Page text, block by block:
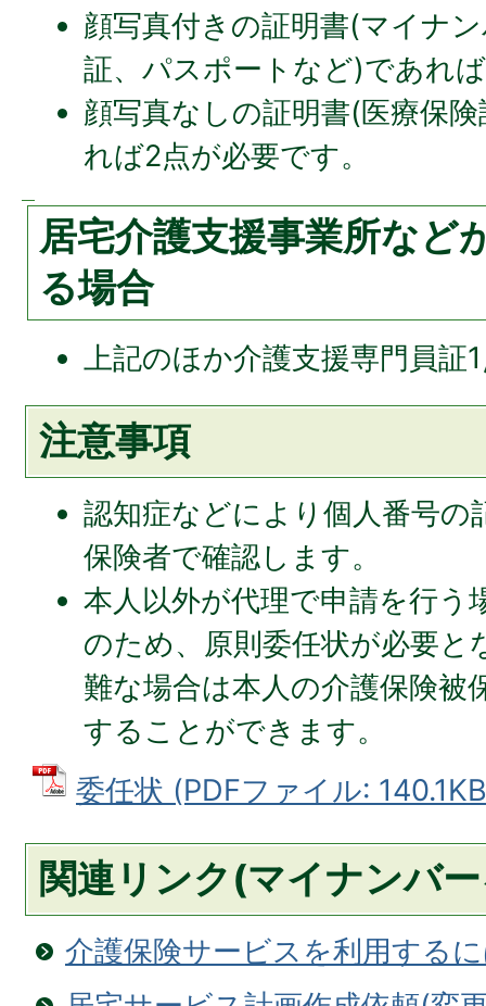
顔写真付きの証明書(マイナ
証、パスポートなど)であれ
顔写真なしの証明書(医療保
れば2点が必要です。
居宅介護支援事業所など
る場合
上記のほか介護支援専門員証
注意事項
認知症などにより個人番号の
保険者で確認します。
本人以外が代理で申請を行う
のため、原則委任状が必要
難な場合は本人の介護保険被
することができます。
委任状 (PDFファイル:
関連リンク(マイナンバ
介護保険サービスを利用する